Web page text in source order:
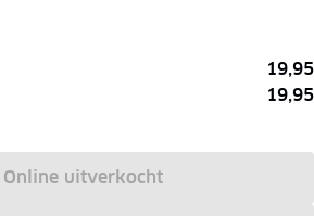
19,95
19,95
Online uitverkocht